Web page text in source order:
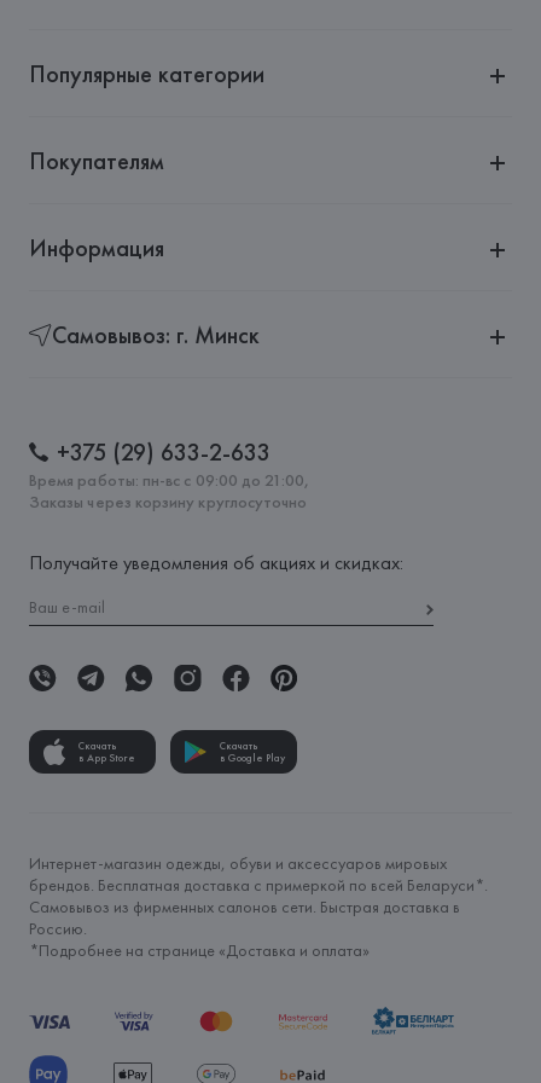
Популярные категории
Покупателям
Информация
Самовывоз: г. Минск
+375 (29) 633-2-633
Время работы: пн-вс с 09:00 до 21:00,
Заказы через корзину круглосуточно
Получайте уведомления об акциях и скидках:
Скачать
в App Store
Скачать
в Google Play
Интернет-магазин одежды, обуви и аксессуаров мировых
брендов. Бесплатная доставка с примеркой по всей Беларуси*.
Самовывоз из фирменных салонов сети. Быстрая доставка в
Россию.
*Подробнее на странице «Доставка и оплата»